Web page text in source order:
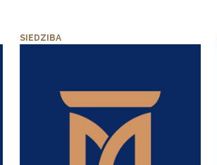
SIEDZIBA